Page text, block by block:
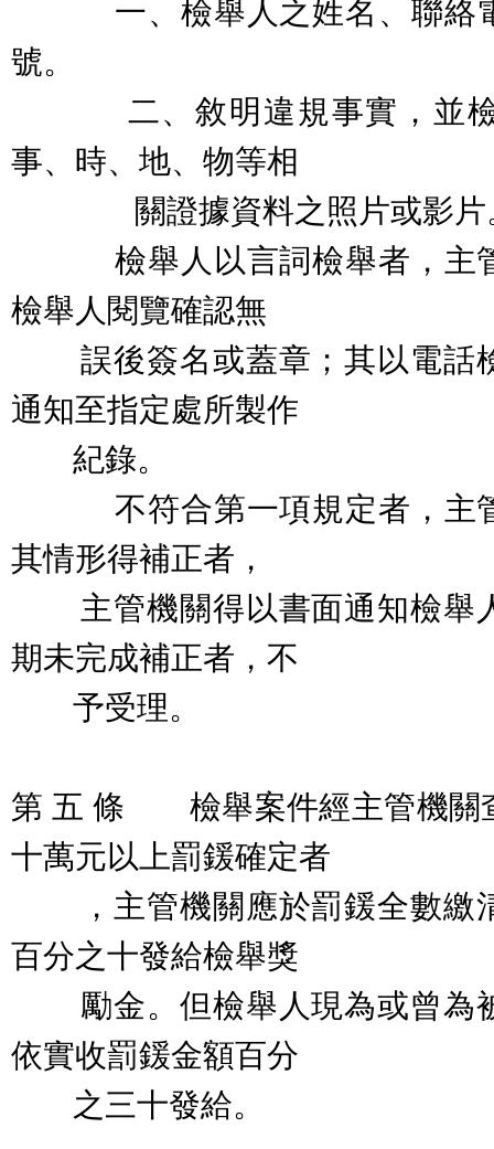
一、檢舉人之姓名、聯絡電
號。
二、敘明違規事實，並檢
事、時、地、物等相
關證據資料之照片或影片
檢舉人以言詞檢舉者，主管
檢舉人閱覽確認無
誤後簽名或蓋章；其以電話
通知至指定處所製作
紀錄。
不符合第一項規定者，主管
其情形得補正者，
主管機關得以書面通知檢舉
期未完成補正者，不
予受理。
第 五 條 檢舉案件經主管機關
十萬元以上罰鍰確定者
，主管機關應於罰鍰全數繳
百分之十發給檢舉獎
勵金。但檢舉人現為或曾為
依實收罰鍰金額百分
之三十發給。